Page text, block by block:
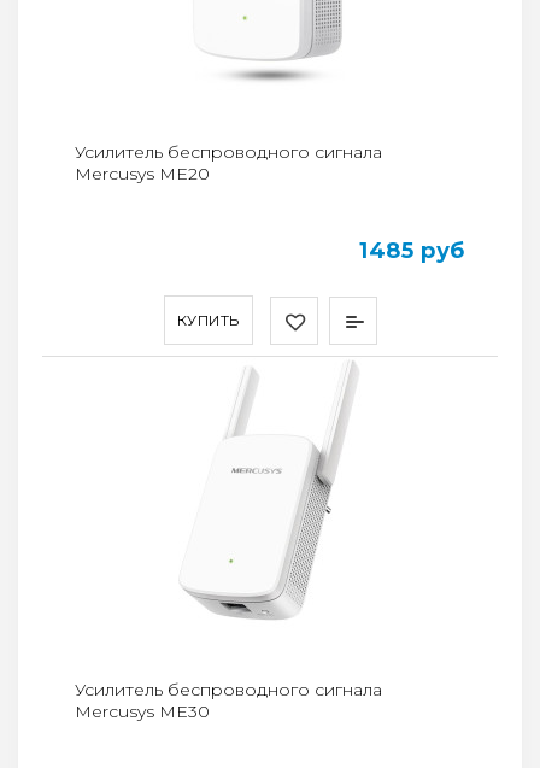
КУПИТЬ
Усилитель беспроводного сигнала
Mercusys ME20
1485 руб
Усилитель беспроводного сигнала
Mercusys ME30